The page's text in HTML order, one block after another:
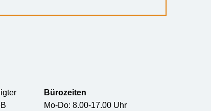
Bürozeiten
Mo-Do: 8.00-17.00 Uhr